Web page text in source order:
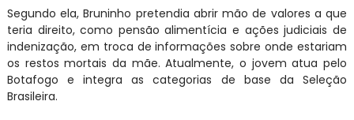
Segundo ela, Bruninho pretendia abrir mão de valores a que
teria direito, como pensão alimentícia e ações judiciais de
indenização, em troca de informações sobre onde estariam
os restos mortais da mãe. Atualmente, o jovem atua pelo
Botafogo e integra as categorias de base da Seleção
Brasileira.